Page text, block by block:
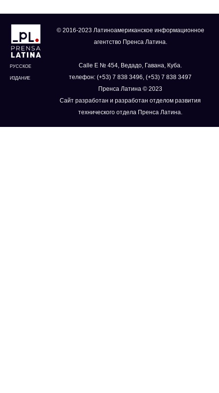
РУССКОЕ
ИЗДАНИЕ
© 2016-2023 Латиноамериканское информационное
агентство Пренса Латина.
Calle E № 454, Ведадо, Гавана, Куба.
телефон: (+53) 7 838 3496, (+53) 7 838 3497
Пренса Латина © 2023
Сайт разработан и разработан отделом развития
технического отдела Пренса Латина.